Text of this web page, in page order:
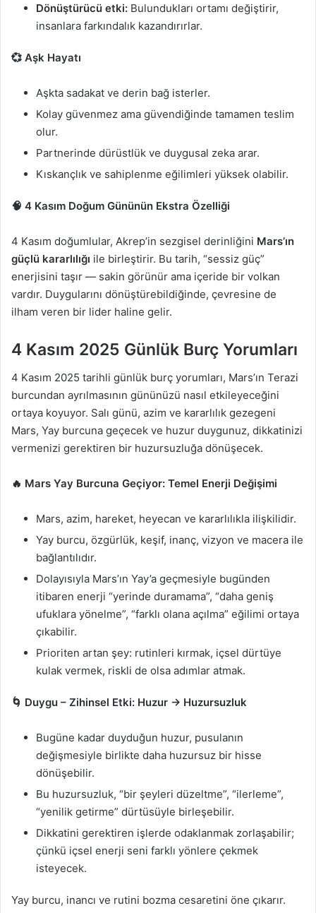
Dönüştürücü etki: Bulundukları ortamı değiştirir,
insanlara farkındalık kazandırırlar.
💞 Aşk Hayatı
Aşkta sadakat ve derin bağ isterler.
Kolay güvenmez ama güvendiğinde tamamen teslim
olur.
Partnerinde dürüstlük ve duygusal zeka arar.
Kıskançlık ve sahiplenme eğilimleri yüksek olabilir.
🧠 4 Kasım Doğum Gününün Ekstra Özelliği
4 Kasım doğumlular, Akrep’in sezgisel derinliğini Mars’ın
güçlü kararlılığı ile birleştirir. Bu tarih, “sessiz güç”
enerjisini taşır — sakin görünür ama içeride bir volkan
vardır. Duygularını dönüştürebildiğinde, çevresine de
ilham veren bir lider haline gelir.
4 Kasım 2025 Günlük Burç Yorumları
4 Kasım 2025 tarihli günlük burç yorumları, Mars’ın Terazi
burcundan ayrılmasının gününüzü nasıl etkileyeceğini
ortaya koyuyor. Salı günü, azim ve kararlılık gezegeni
Mars, Yay burcuna geçecek ve huzur duygunuz, dikkatinizi
vermenizi gerektiren bir huzursuzluğa dönüşecek.
🔥 Mars Yay Burcuna Geçiyor: Temel Enerji Değişimi
Mars, azim, hareket, heyecan ve kararlılıkla ilişkilidir.
Yay burcu, özgürlük, keşif, inanç, vizyon ve macera ile
bağlantılıdır.
Dolayısıyla Mars’ın Yay’a geçmesiyle bugünden
itibaren enerji “yerinde duramama”, “daha geniş
ufuklara yönelme”, “farklı olana açılma” eğilimi ortaya
çıkabilir.
Prioriten artan şey: rutinleri kırmak, içsel dürtüye
kulak vermek, riskli de olsa adımlar atmak.
🌀 Duygu – Zihinsel Etki: Huzur → Huzursuzluk
Bugüne kadar duyduğun huzur, pusulanın
değişmesiyle birlikte daha huzursuz bir hisse
dönüşebilir.
Bu huzursuzluk, “bir şeyleri düzeltme”, “ilerleme”,
“yenilik getirme” dürtüsüyle birleşebilir.
Dikkatini gerektiren işlerde odaklanmak zorlaşabilir;
çünkü içsel enerji seni farklı yönlere çekmek
isteyecek.
Yay burcu, inancı ve rutini bozma cesaretini öne çıkarır.